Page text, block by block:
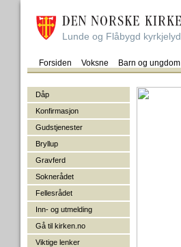
Lunde og Flåbygd kyrkjelyd
Forsiden Voksne Barn og ungdom
Dåp
Konfirmasjon
Gudstjenester
Bryllup
Gravferd
Soknerådet
Fellesrådet
Inn- og utmelding
Gå til kirken.no
Viktige lenker